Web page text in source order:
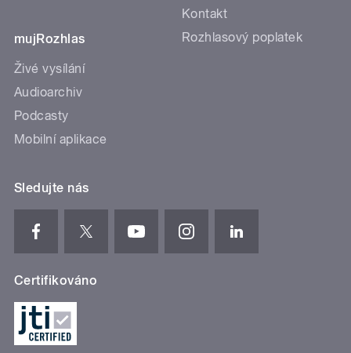
mujRozhlas
Živé vysílání
Audioarchiv
Podcasty
Mobilní aplikace
Kontakt
Rozhlasový poplatek
Sledujte nás
Certifikováno